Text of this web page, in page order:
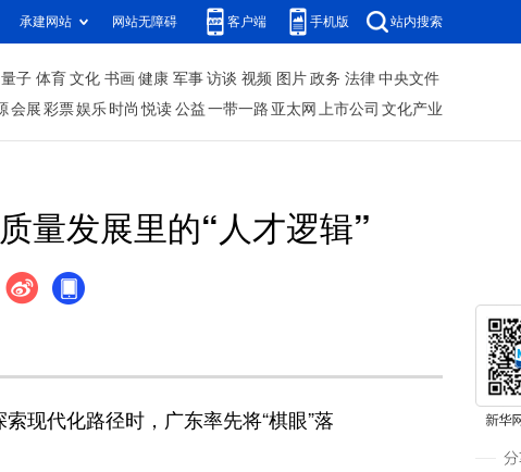
承建网站 网站无障碍 客户端 手机版 站内搜索
量子 体育 文化 书画 健康 军事 访谈 视频 图片 政务 法律 中央文件
会展 彩票娱乐 时尚 悦读 公益 一带一路 亚太网 上市公司 文化产业
量发展里的“人才逻辑”
现代化路径时，广东率先将“棋眼”落